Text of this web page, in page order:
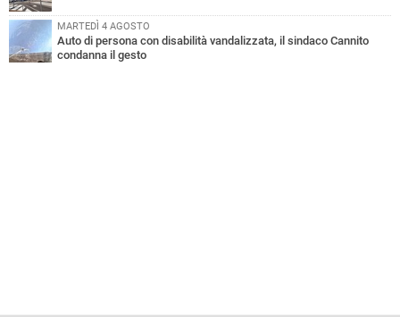
MARTEDÌ 4 AGOSTO
Auto di persona con disabilità vandalizzata, il sindaco Cannito
condanna il gesto